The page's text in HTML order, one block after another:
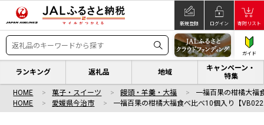
新規登録 ログイン 寄附リスト
ガイド
ランキング 返礼品 地域
キャンペーン・
特集
HOME 菓子・スイーツ 饅頭・羊羹・大福
一福百果の柑橘大福
HOME
愛媛県今治市 一福百果の柑橘大福食べ比べ10個入り【